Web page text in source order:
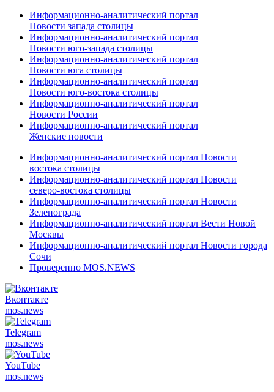
Информационно-аналитический портал
Новости запада столицы
Информационно-аналитический портал
Новости юго-запада столицы
Информационно-аналитический портал
Новости юга столицы
Информационно-аналитический портал
Новости юго-востока столицы
Информационно-аналитический портал
Новости России
Информационно-аналитический портал
Женские новости
Информационно-аналитический портал Новости
востока столицы
Информационно-аналитический портал Новости
северо-востока столицы
Информационно-аналитический портал Новости
Зеленограда
Информационно-аналитический портал Вести Новой
Москвы
Информационно-аналитический портал Новости города
Сочи
Проверенно MOS.NEWS
Вконтакте
mos.news
Telegram
mos.news
YouTube
mos.news